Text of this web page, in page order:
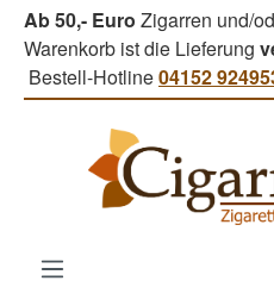
Zum Hauptinhalt springen
Ab 50,- Euro Zigarren und/
Warenkorb ist die Lieferung
Bestell-Hotline04152